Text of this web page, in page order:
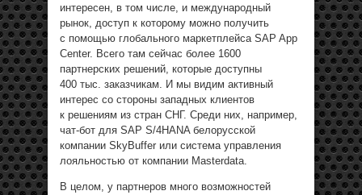
интересен, в том числе, и международный
рынок, доступ к которому можно получить
с помощью глобального маркетплейса SAP App
Center. Всего там сейчас более 1600
партнерских решений, которые доступны
400 тыс. заказчикам. И мы видим активный
интерес со стороны западных клиентов
к решениям из стран СНГ. Среди них, например,
чат-бот для SAP S/4HANA белорусской
компании SkyBuffer или система управления
лояльностью от компании Masterdata.
В целом, у партнеров много возможностей